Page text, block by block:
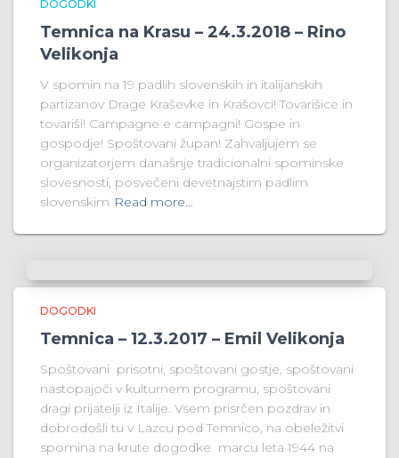
DOGODKI
Temnica na Krasu – 24.3.2018 – Rino
Velikonja
V spomin na 19 padlih slovenskih in italijanskih
partizanov Drage Kraševke in Krašovci! Tovarišice in
tovariši! Campagne e campagni! Gospe in
gospodje! Spoštovani župan! Zahvaljujem se
organizatorjem današnje tradicionalni spominske
slovesnosti, posvečeni devetnajstim padlim
slovenskim Read more…
DOGODKI
Temnica – 12.3.2017 – Emil Velikonja
Spoštovani prisotni, spoštovani gostje, spoštovani
nastopajoči v kulturnem programu, spoštovani
dragi prijatelji iz Italije. Vsem prisrčen pozdrav in
dobrodošli tu v Lazcu pod Temnico, na obeležitvi
spomina na krute dogodke marcu leta 1944 na